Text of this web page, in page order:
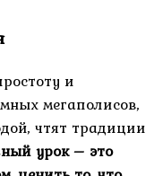
и
мегаполисов,
чтят традиции
урок – это